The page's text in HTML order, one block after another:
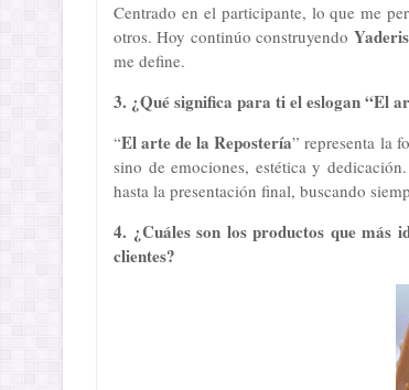
Centrado en el participante, lo que me
otros. Hoy continúo construyendo
me define.
3. ¿Qué significa para ti el eslogan “El
“El arte de la Repostería” representa la
sino de emociones, estética y
hasta la presentación final, buscando
4. ¿Cuáles son los productos que más
clientes?